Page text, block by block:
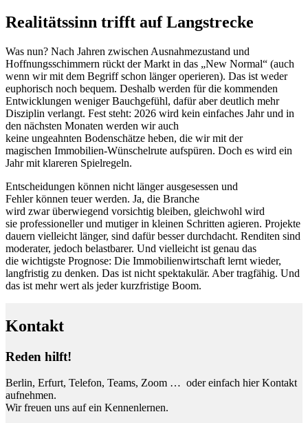
Realitätssinn trifft auf Langstrecke
Was nun? Nach Jahren zwischen Ausnahmezustand und
Hoffnungsschimmern rückt der Markt in das „New Normal“ (auch
wenn wir mit dem Begriff schon länger operieren). Das ist weder
euphorisch noch bequem. Deshalb werden für die kommenden
Entwicklungen weniger Bauchgefühl, dafür aber deutlich mehr
Disziplin verlangt. Fest steht: 2026 wird kein einfaches Jahr und in
den nächsten Monaten werden wir auch
keine ungeahnten Bodenschätze heben, die wir mit der
magischen Immobilien-Wünschelrute aufspüren. Doch es wird ein
Jahr mit klareren Spielregeln.
Entscheidungen können nicht länger ausgesessen und
Fehler können teuer werden. Ja, die Branche
wird zwar überwiegend vorsichtig bleiben, gleichwohl wird
sie professioneller und mutiger in kleinen Schritten agieren. Projekte
dauern vielleicht länger, sind dafür besser durchdacht. Renditen sind
moderater, jedoch belastbarer. Und vielleicht ist genau das
die wichtigste Prognose: Die Immobilienwirtschaft lernt wieder,
langfristig zu denken. Das ist nicht spektakulär. Aber tragfähig. Und
das ist mehr wert als jeder kurzfristige Boom.
Kontakt
Reden hilft!
Berlin, Erfurt, Telefon, Teams, Zoom … oder einfach hier Kontakt
aufnehmen.
Wir freuen uns auf ein Kennenlernen.